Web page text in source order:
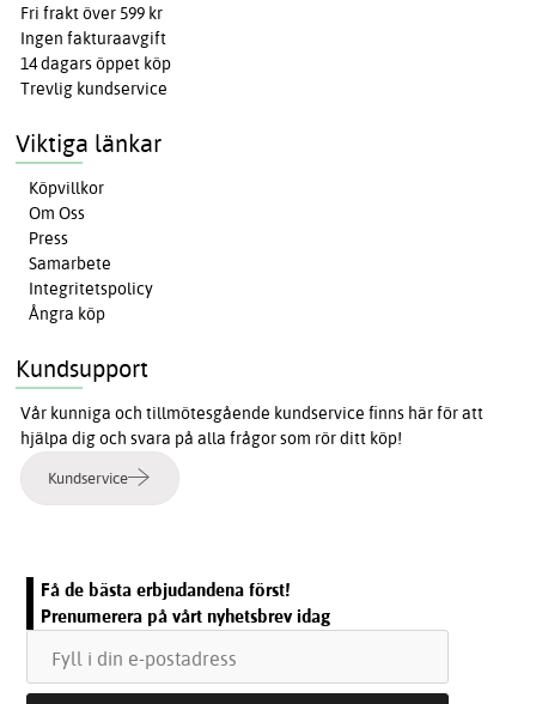
Fri frakt över 599 kr
Ingen fakturaavgift
14 dagars öppet köp
Trevlig kundservice
Viktiga länkar
Köpvillkor
Om Oss
Press
Samarbete
Integritetspolicy
Ångra köp
Kundsupport
Vår kunniga och tillmötesgående kundservice finns här för att
hjälpa dig och svara på alla frågor som rör ditt köp!
Kundservice
Få de bästa erbjudandena först!
Prenumerera på vårt nyhetsbrev idag